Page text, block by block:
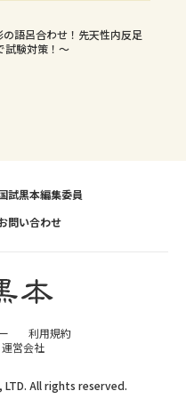
語呂合わせ！先天性内反足
試験対策！～
試黒本編集委員
問い合わせ
利用規約
運営会社
LTD. All rights reserved.